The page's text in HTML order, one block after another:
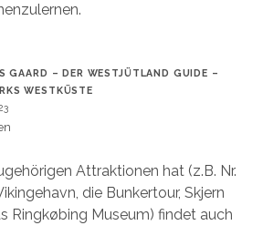
GAARD – DER WESTJÜTLAND GUIDE –
WESTKÜSTE
Attraktionen hat (z.B. Nr.
die Bunkertour, Skjern
Ringkøbing Museum) findet auch